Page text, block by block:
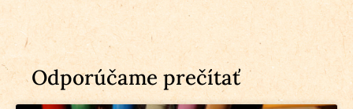
Odporúčame prečítať